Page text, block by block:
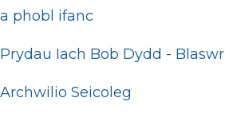
a phobl ifanc
Prydau Iach Bob Dydd - Blaswr
Archwilio Seicoleg